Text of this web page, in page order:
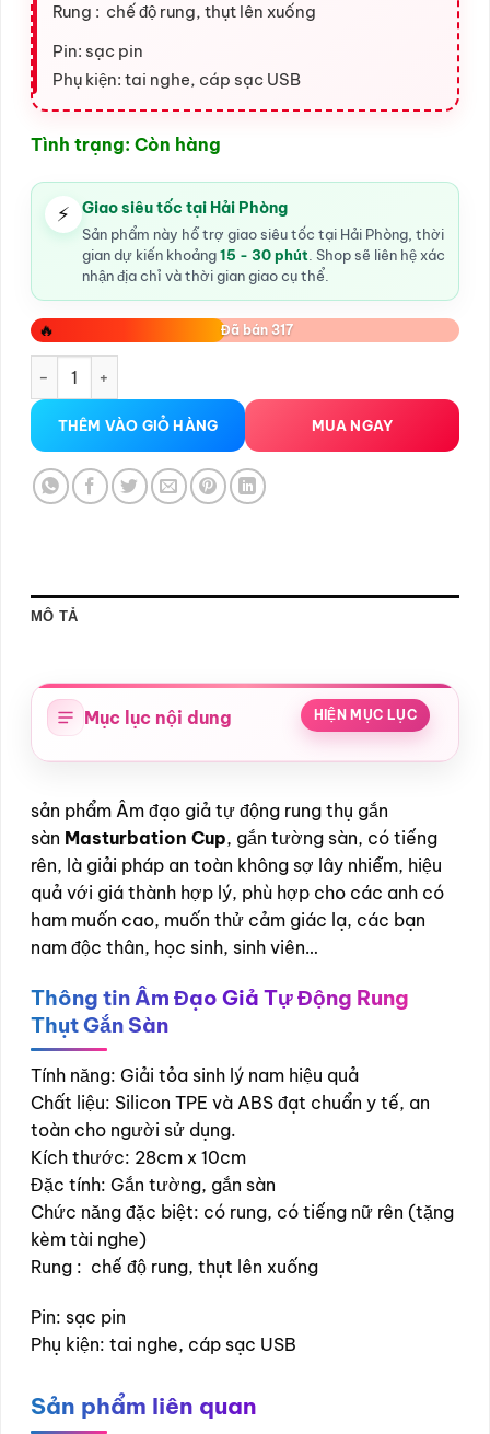
Rung : chế độ rung, thụt lên xuống
Pin: sạc pin
Phụ kiện: tai nghe, cáp sạc USB
Tình trạng: Còn hàng
⚡ Giao siêu tốc tại Hải Phòng
Sản phẩm này hỗ trợ giao siêu tốc tại Hải Phòng, thời
gian dự kiến khoảng15 - 30 phút . Shop sẽ liên hệ xác
nhận địa chỉ và thời gian giao cụ thể.
🔥 Đã bán 317
Âm Đạo Giả Tự Động Rung Thụt Gắn Sàn số lượng
THÊM VÀO GIỎ HÀNG MUA NGAY
MÔ TẢ
Mục lục nội dung HIỆN MỤC LỤC
sản phẩm Âm đạo giả tự động rung thụ gắn
sàn Masturbation Cup, gắn tường sàn, có tiếng
rên, là giải pháp an toàn không sợ lây nhiễm, hiệu
quả với giá thành hợp lý, phù hợp cho các anh có
ham muốn cao, muốn thử cảm giác lạ, các bạn
nam độc thân, học sinh, sinh viên…
Thông tin Âm Đạo Giả Tự Động Rung
Thụt Gắn Sàn
Tính năng: Giải tỏa sinh lý nam hiệu quả
Chất liệu: Silicon TPE và ABS đạt chuẩn y tế, an
toàn cho người sử dụng.
Kích thước: 28cm x 10cm
Đặc tính: Gắn tường, gắn sàn
Chức năng đặc biệt: có rung, có tiếng nữ rên (tặng
kèm tài nghe)
Rung : chế độ rung, thụt lên xuống
Pin: sạc pin
Phụ kiện: tai nghe, cáp sạc USB
Sản phẩm liên quan